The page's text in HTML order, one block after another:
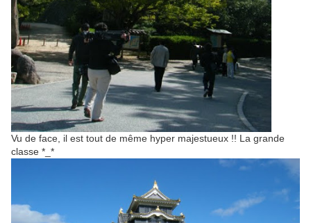
Vu de face, il est tout de même hyper majestueux !! La grande
classe *_*